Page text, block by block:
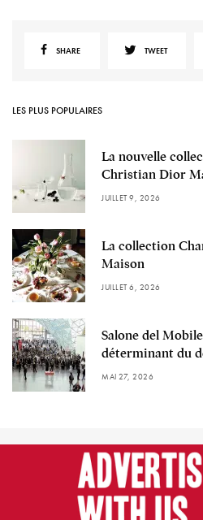
SHARE TWEET
LES PLUS POPULAIRES
La nouvelle
Christian Dior
JUILLET 9, 2026
La collection
Maison
JUILLET 6, 2026
Salone del
déterminant du
MAI 27, 2026